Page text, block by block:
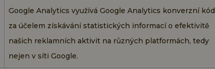
Google Analytics využívá Google Analytics konverzní kód
za účelem získávání statistických informací o efektivitě
našich reklamních aktivit na různých platformách, tedy
nejen v síti Google.